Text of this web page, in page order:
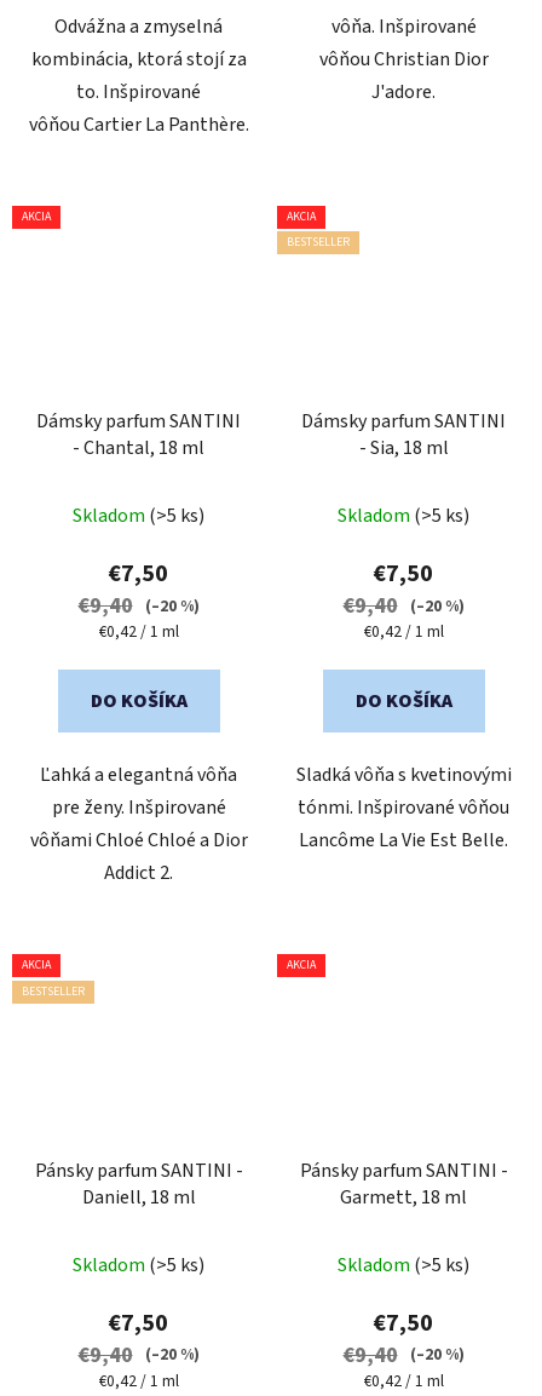
Odvážna a zmyselná
kombinácia, ktorá stojí za
to. Inšpirované
vôňou Cartier La Panthère.
vôňa. Inšpirované
vôňou Christian Dior
J'adore.
AKCIA
Dámsky parfum SANTINI
- Chantal, 18 ml
Skladom (>5 ks)
€7,50
€9,40
(–20 %)
Jednotková
€0,42 / 1 ml
DO KOŠÍKA
Ľahká a elegantná vôňa
pre ženy. Inšpirované
vôňami Chloé Chloé a Dior
Addict 2.
AKCIA
BESTSELLER
Dámsky parfum SANTINI
- Sia, 18 ml
Skladom (>5 ks)
€7,50
€9,40
(–20 %)
Jednotková
€0,42 / 1 ml
DO KOŠÍKA
Sladká vôňa s kvetinovými
tónmi. Inšpirované vôňou
Lancôme La Vie Est Belle.
AKCIA
BESTSELLER
Pánsky parfum SANTINI -
Daniell, 18 ml
hodnotenie
produktu
je
5,0
Skladom (>5 ks)
€7,50
€9,40
(–20 %)
Jednotková
€0,42 / 1 ml
AKCIA
Pánsky parfum SANTINI -
Garmett, 18 ml
Skladom (>5 ks)
€7,50
€9,40
(–20 %)
Jednotková
€0,42 / 1 ml